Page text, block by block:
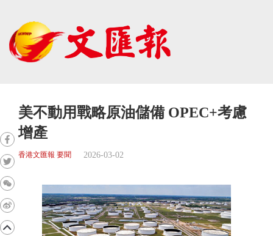
美不動用戰略原油儲備 OPEC+考慮
增產
香港文匯報 要聞 2026-03-02